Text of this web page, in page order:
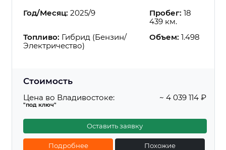
Год/Месяц: 2025/9 Пробег: 18
439 км.
Топливо: Гибрид (Бензин/
Электричество)
Объем: 1.498
Стоимость
Цена во Владивостоке:
"под ключ"
~ 4 039 114 ₽
Оставить заявку
Подробнее Похожие